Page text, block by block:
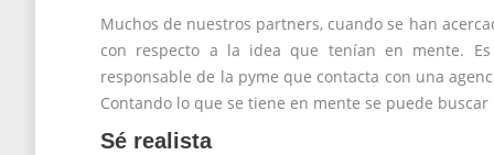
Muchos de nuestros partners, cuando se han
con respecto a la idea que tenían en mente.
responsable de la pyme que contacta con una
Contando lo que se tiene en mente se puede
Sé realista